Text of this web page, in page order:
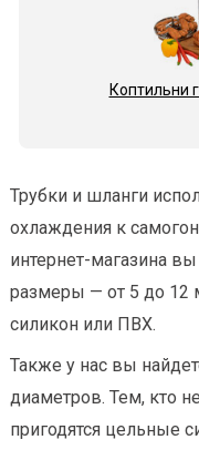
Коптильни
Трубки и шланги
охлаждения к
интернет-магазина
размеры — от 5 до 12
силикон или ПВХ.
Также у нас вы
диаметров. Тем, кто
пригодятся цельные